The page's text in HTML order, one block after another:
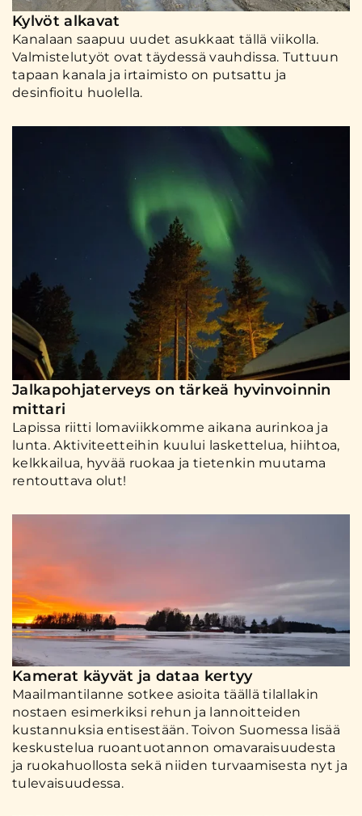
Kylvöt alkavat
Kanalaan saapuu uudet asukkaat tällä viikolla.
Valmistelutyöt ovat täydessä vauhdissa. Tuttuun
tapaan kanala ja irtaimisto on putsattu ja
desinfioitu huolella.
Jalkapohjaterveys on tärkeä hyvinvoinnin
mittari
Lapissa riitti lomaviikkomme aikana aurinkoa ja
lunta. Aktiviteetteihin kuului laskettelua, hiihtoa,
kelkkailua, hyvää ruokaa ja tietenkin muutama
rentouttava olut!
Kamerat käyvät ja dataa kertyy
Maailmantilanne sotkee asioita täällä tilallakin
nostaen esimerkiksi rehun ja lannoitteiden
kustannuksia entisestään. Toivon Suomessa lisää
keskustelua ruoantuotannon omavaraisuudesta
ja ruokahuollosta sekä niiden turvaamisesta nyt ja
tulevaisuudessa.